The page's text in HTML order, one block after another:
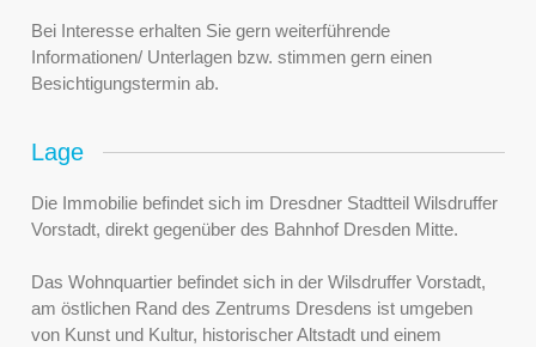
Bei Interesse erhalten Sie gern weiterführende
Informationen/ Unterlagen bzw. stimmen gern einen
Besichtigungstermin ab.
Lage
Die Immobilie befindet sich im Dresdner Stadtteil Wilsdruffer
Vorstadt, direkt gegenüber des Bahnhof Dresden Mitte.
Das Wohnquartier befindet sich in der Wilsdruffer Vorstadt,
am östlichen Rand des Zentrums Dresdens ist umgeben
von Kunst und Kultur, historischer Altstadt und einem